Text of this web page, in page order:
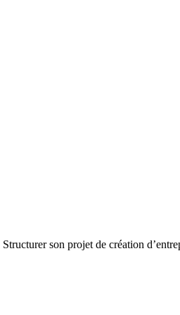
Structurer son projet de création